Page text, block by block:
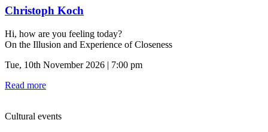
Christoph Koch
Hi, how are you feeling today?
On the Illusion and Experience of Closeness
Tue, 10th November 2026 | 7:00 pm
Read more
Cultural events